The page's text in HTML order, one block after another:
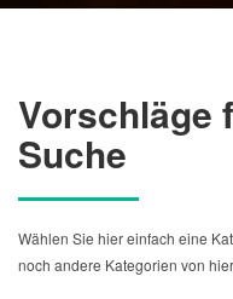
Vorschläge
Suche
Wählen Sie hier einfach eine
noch andere Kategorien von